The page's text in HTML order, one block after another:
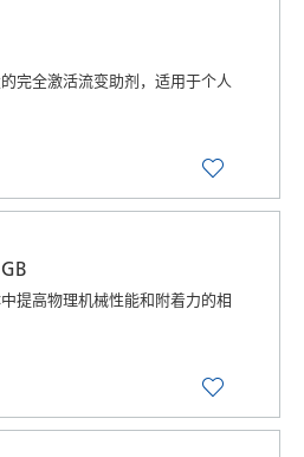
完全激活流变助剂，适用于个人
提高物理机械性能和附着力的相